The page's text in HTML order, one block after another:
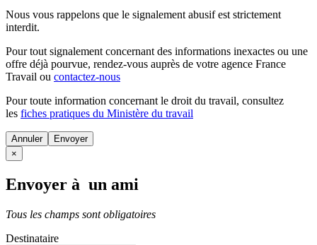
Nous vous rappelons que le signalement abusif est strictement
interdit.
Pour tout signalement concernant des informations inexactes ou une
offre déjà pourvue, rendez-vous auprès de votre agence France
Travail ou contactez-nous
Pour toute information concernant le droit du travail, consultez
les fiches pratiques du Ministère du travail
Annuler
×
Envoyer à un ami
Tous les champs sont obligatoires
Destinataire